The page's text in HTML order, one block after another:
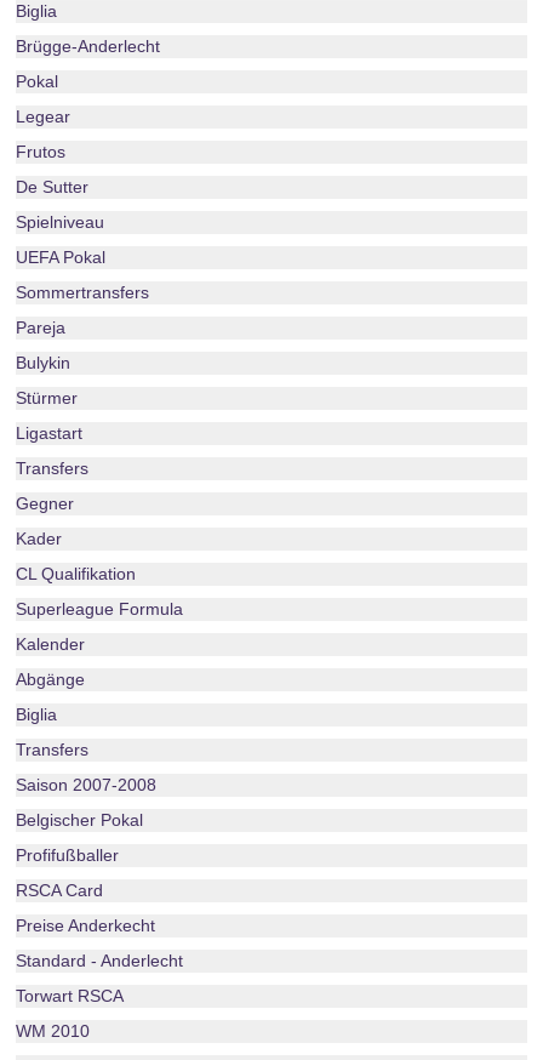
Biglia
Brügge-Anderlecht
Pokal
Legear
Frutos
De Sutter
Spielniveau
UEFA Pokal
Sommertransfers
Pareja
Bulykin
Stürmer
Ligastart
Transfers
Gegner
Kader
CL Qualifikation
Superleague Formula
Kalender
Abgänge
Biglia
Transfers
Saison 2007-2008
Belgischer Pokal
Profifußballer
RSCA Card
Preise Anderkecht
Standard - Anderlecht
Torwart RSCA
WM 2010